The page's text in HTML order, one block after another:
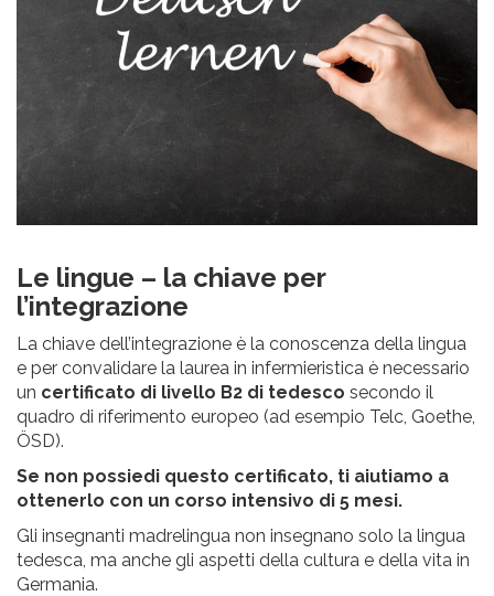
Le lingue – la chiave per
l’integrazione
La chiave dell’integrazione è la conoscenza della lingua
e per convalidare la laurea in infermieristica è necessario
un certificato di livello B2 di tedesco secondo il
quadro di riferimento europeo (ad esempio Telc, Goethe,
ÖSD).
Se non possiedi questo certificato, ti aiutiamo a
ottenerlo con un corso intensivo di 5 mesi.
Gli insegnanti madrelingua non insegnano solo la lingua
tedesca, ma anche gli aspetti della cultura e della vita in
Germania.